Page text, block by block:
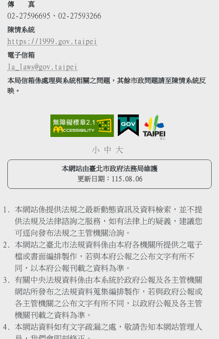
傳 真
02-27596695、02-27593266
陳情系統
https://1999.gov.taipei
電子信箱
la_laws@gov.taipei
本局信箱係處理與系統相關之問題，其餘市政問題請至陳情系統反
映。
小 中 大
本網站由臺北市政府法務局維護
更新日期： 115.08.06
本網站係提供法規之最新動態資訊及資料檢索，並不提
供法規及法律諮詢之服務，如有法律上的疑義，建議您
可逕向發布法規之主管機關洽詢。
本網站之臺北市法規資料係由本府各機關所提供之電子
檔或書面編排製作，若與本府公報之公布文字有所不
同，以本府公報刊載之資料為準。
有關中央法規資料係由本系統於政府公報及各主管機關
網站所發布之法規資料蒐集編排製作，若與政府公報或
各主管機關之公布文字有所不同，以政府公報及各主管
機關刊載之資料為準。
本網站資料如有文字疏漏之處，敬請告知本網站管理人